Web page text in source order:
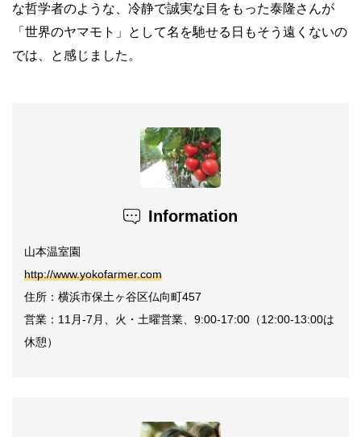
な哲学者のような、冷静で誠実な目をもった泰隆さんが
「世界のヤマモト」として名を馳せる日もそう遠くないの
では、と感じました。
Information
山本温室園
http://www.yokofarmer.com
住所：横浜市保土ヶ谷区仏向町457
営業：11月-7月、火・土曜営業、9:00-17:00（12:00-13:00は
休憩）